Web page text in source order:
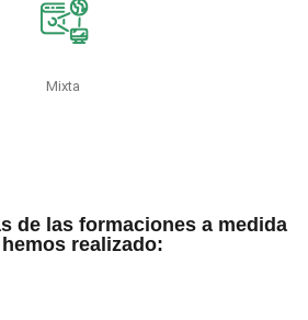
Mixta
de las formaciones a medida
realizado: